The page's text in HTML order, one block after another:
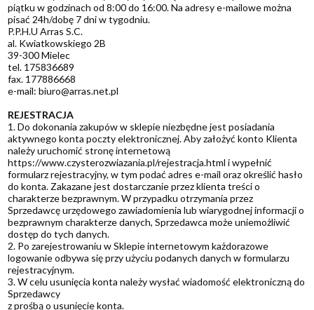
piątku w godzinach od 8:00 do 16:00. Na adresy e-mailowe można
pisać 24h/dobę 7 dni w tygodniu.
P.P.H.U Arras S.C.
al. Kwiatkowskiego 2B
39-300 Mielec
tel. 175836689
fax. 177886668
e-mail: biuro@arras.net.pl
REJESTRACJA
1. Do dokonania zakupów w sklepie niezbędne jest posiadania
aktywnego konta poczty elektronicznej. Aby założyć konto Klienta
należy uruchomić stronę internetową
https://www.czysterozwiazania.pl/rejestracja.html i wypełnić
formularz rejestracyjny, w tym podać adres e-mail oraz określić hasło
do konta. Zakazane jest dostarczanie przez klienta treści o
charakterze bezprawnym. W przypadku otrzymania przez
Sprzedawcę urzędowego zawiadomienia lub wiarygodnej informacji o
bezprawnym charakterze danych, Sprzedawca może uniemożliwić
dostęp do tych danych.
2. Po zarejestrowaniu w Sklepie internetowym każdorazowe
logowanie odbywa się przy użyciu podanych danych w formularzu
rejestracyjnym.
3. W celu usunięcia konta należy wysłać wiadomość elektroniczną do
Sprzedawcy
z prośbą o usunięcie konta.